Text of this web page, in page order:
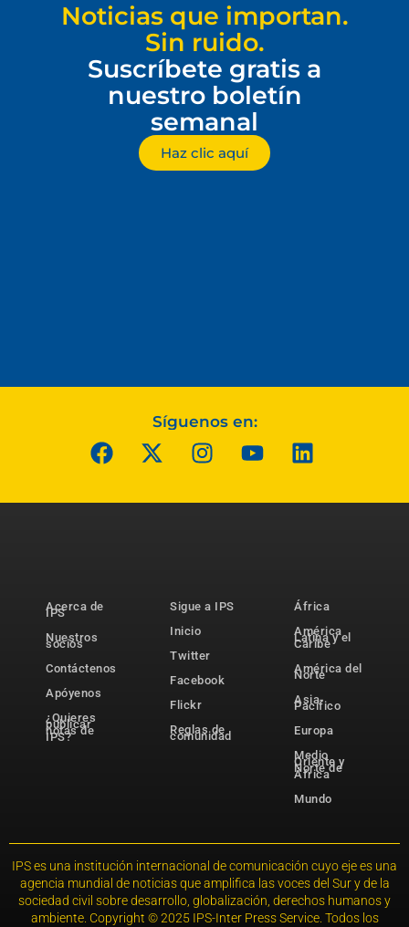
Noticias que importan.
Sin ruido.
Suscríbete gratis a
nuestro boletín
semanal
Haz clic aquí
Síguenos en:
Acerca de
IPS
Nuestros
socios
Contáctenos
Apóyenos
¿Quieres
publicar
notas de
IPS?
Sigue a IPS
Inicio
Twitter
Facebook
Flickr
Reglas de
comunidad
África
América
Latina y el
Caribe
América del
Norte
Asia-
Pacífico
Europa
Medio
Oriente y
Norte de
África
Mundo
IPS es una institución internacional de comunicación cuyo eje es una
agencia mundial de noticias que amplifica las voces del Sur y de la
sociedad civil sobre desarrollo, globalización, derechos humanos y
ambiente. Copyright © 2025 IPS-Inter Press Service. Todos los